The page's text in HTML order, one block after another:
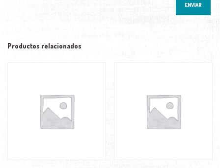
Productos relacionados